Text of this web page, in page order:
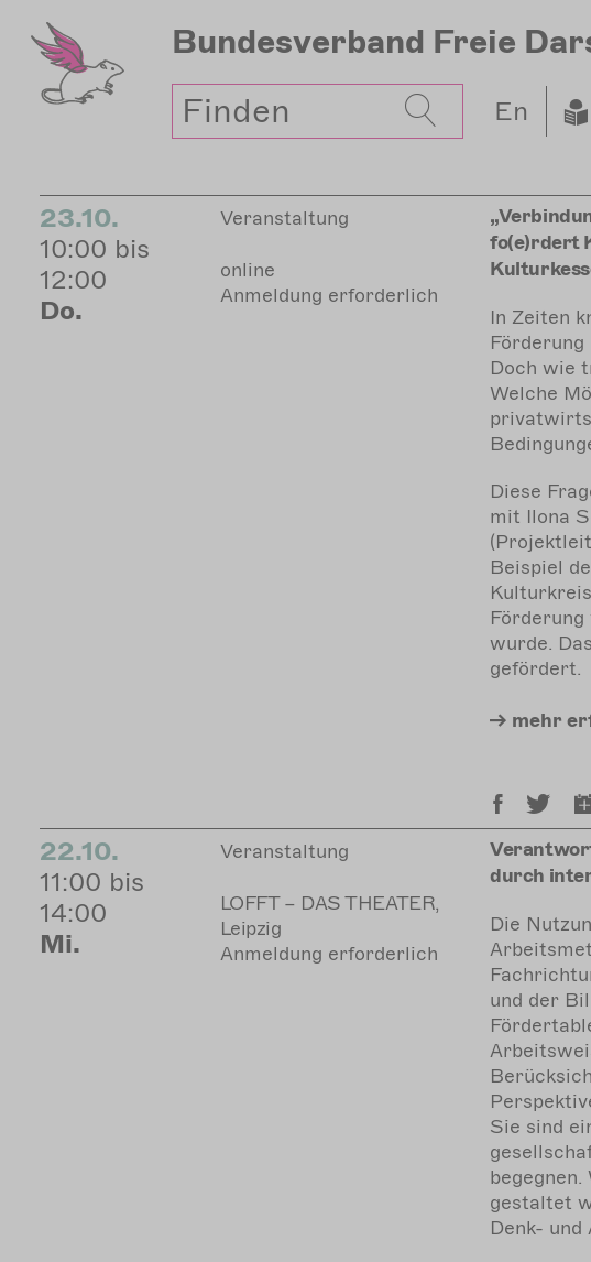
zum
Inhalt
Bundesverband Freie
Suche
En
23.10.
10:00 bis
12:00
Do.
Veranstaltung
online
Anmeldung erforderlich
fo(e)rdert
In Zeiten
Doch wie
Welche
Diese
mit Ilona
Beispiel
wurde.
gefördert.
mehr
22.10.
11:00 bis
14:00
Mi.
Veranstaltung
LOFFT – DAS THEATER,
Leipzig
Anmeldung erforderlich
durch
Die
und der
Sie sind
gestaltet
Denk-